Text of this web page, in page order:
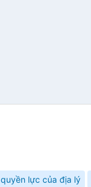
quyền lực của địa lý